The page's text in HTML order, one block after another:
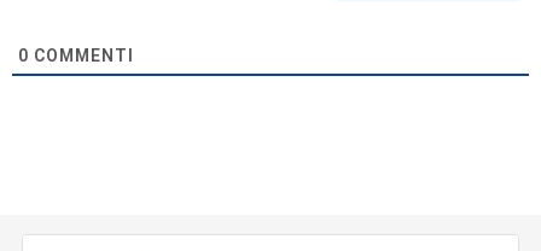
0 COMMENTI